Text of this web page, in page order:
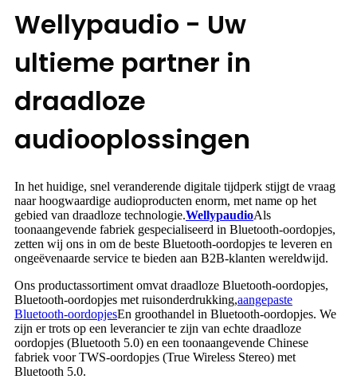
Wellypaudio - Uw
ultieme partner in
draadloze
audiooplossingen
In het huidige, snel veranderende digitale tijdperk stijgt de vraag
naar hoogwaardige audioproducten enorm, met name op het
gebied van draadloze technologie.WellypaudioAls
toonaangevende fabriek gespecialiseerd in Bluetooth-oordopjes,
zetten wij ons in om de beste Bluetooth-oordopjes te leveren en
ongeëvenaarde service te bieden aan B2B-klanten wereldwijd.
Ons productassortiment omvat draadloze Bluetooth-oordopjes,
Bluetooth-oordopjes met ruisonderdrukking,aangepaste
Bluetooth-oordopjesEn groothandel in Bluetooth-oordopjes. We
zijn er trots op een leverancier te zijn van echte draadloze
oordopjes (Bluetooth 5.0) en een toonaangevende Chinese
fabriek voor TWS-oordopjes (True Wireless Stereo) met
Bluetooth 5.0.